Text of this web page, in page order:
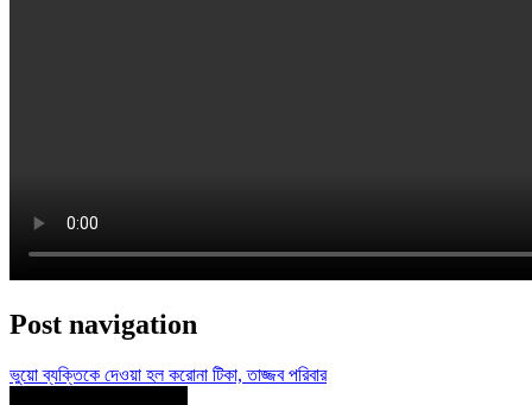
Post navigation
ভুয়ো ব্যক্তিকে দেওয়া হল করোনা টিকা, তাজ্জব পরিবার